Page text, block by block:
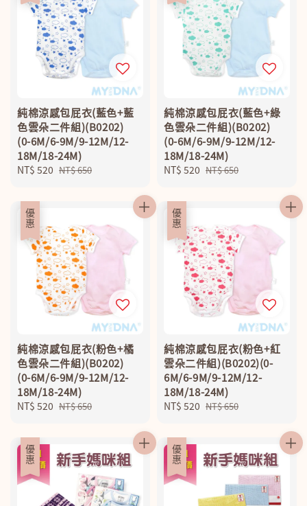
純棉涼感包屁衣(藍色+藍
色雲朵二件組)(B0202)
(0-6M/6-9M/9-12M/12-
18M/18-24M)
Sale
NT$ 520 Regular
NT$ 650
純棉涼感包屁衣(藍色+綠
色雲朵二件組)(B0202)
(0-6M/6-9M/9-12M/12-
18M/18-24M)
Sale
NT$ 520 Regular
NT$ 650
優惠
純棉涼感包屁衣(粉色+橘
色雲朵二件組)(B0202)
(0-6M/6-9M/9-12M/12-
18M/18-24M)
Sale
NT$ 520 Regular
NT$ 650
優惠
純棉涼感包屁衣(粉色+紅
雲朵二件組)(B0202)(0-
6M/6-9M/9-12M/12-
18M/18-24M)
Sale
NT$ 520 Regular
NT$ 650
優惠 優惠